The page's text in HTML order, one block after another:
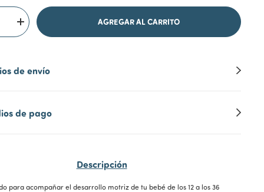
de envío
de pago
Descripción
para acompañar el desarrollo motriz de tu bebé de los 12 a los 36